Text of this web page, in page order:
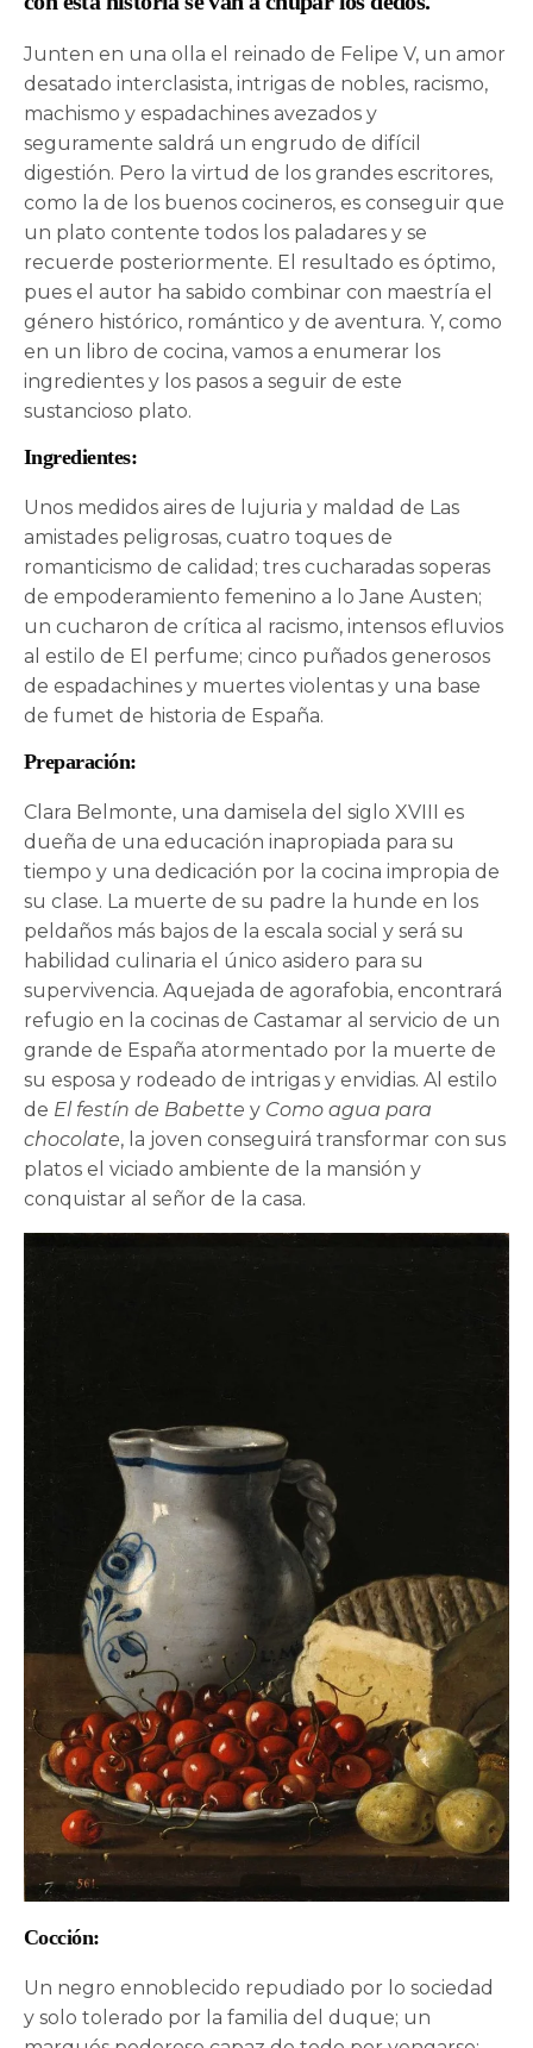
Junten en una olla el reinado de Felipe V, un amor
desatado interclasista, intrigas de nobles, racismo,
machismo y espadachines avezados y
seguramente saldrá un engrudo de difícil
digestión. Pero la virtud de los grandes escritores,
como la de los buenos cocineros, es conseguir que
un plato contente todos los paladares y se
recuerde posteriormente. El resultado es óptimo,
pues el autor ha sabido combinar con maestría el
género histórico, romántico y de aventura. Y, como
en un libro de cocina, vamos a enumerar los
ingredientes y los pasos a seguir de este
sustancioso plato.
Ingredientes:
Unos medidos aires de lujuria y maldad de Las
amistades peligrosas, cuatro toques de
romanticismo de calidad; tres cucharadas soperas
de empoderamiento femenino a lo Jane Austen;
un cucharon de crítica al racismo, intensos efluvios
al estilo de El perfume; cinco puñados generosos
de espadachines y muertes violentas y una base
de fumet de historia de España.
Preparación:
Clara Belmonte, una damisela del siglo XVIII es
dueña de una educación inapropiada para su
tiempo y una dedicación por la cocina impropia de
su clase. La muerte de su padre la hunde en los
peldaños más bajos de la escala social y será su
habilidad culinaria el único asidero para su
supervivencia. Aquejada de agorafobia, encontrará
refugio en la cocinas de Castamar al servicio de un
grande de España atormentado por la muerte de
su esposa y rodeado de intrigas y envidias. Al estilo
de El festín de Babette y Como agua para
chocolate, la joven conseguirá transformar con sus
platos el viciado ambiente de la mansión y
conquistar al señor de la casa.
Cocción:
Un negro ennoblecido repudiado por lo sociedad
y solo tolerado por la familia del duque; un